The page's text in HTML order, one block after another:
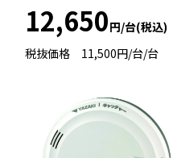
12,650円/台(税込)
税抜価格 11,500円/台/台